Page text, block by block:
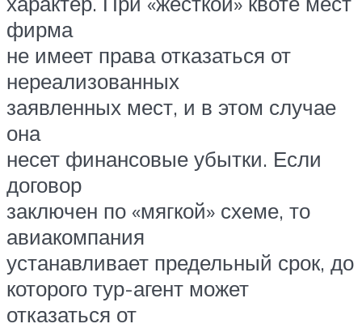
фирма
не имеет права отказаться от
нереализованных
заявленных мест, и в этом случае
она
несет финансовые убытки. Если
договор
заключен по «мягкой» схеме, то
авиакомпания
устанавливает предельный срок, до
которого тур-агент может
отказаться от